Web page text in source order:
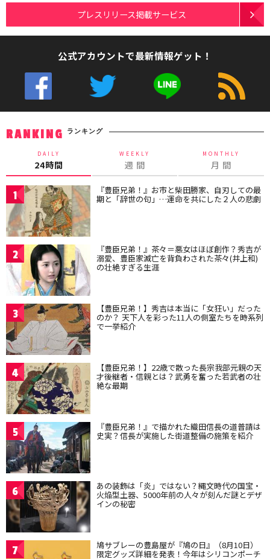
プレスリリース掲載サービス
公式アカウントで最新情報ゲット！
RANKING ランキング
DAILY
24時間
WEEKLY
週 間
MONTHLY
月 間
1 『豊臣兄弟！』お市と柴田勝家、自刃しての最
期と「辞世の句」…運命を共にした２人の悲劇
2 『豊臣兄弟！』茶々＝悪女はほぼ創作？秀吉が
溺愛、豊臣家滅亡を背負わされた茶々(井上和)
の壮絶すぎる生涯
3 【豊臣兄弟！】秀吉は本当に「女狂い」だった
のか？ 天下人を彩った11人の側室たちを時系列
で一挙紹介
4 【豊臣兄弟！】22歳で散った長宗我部元親の天
才後継者・信親とは？武勇を奮った若武者の壮
絶な最期
5 『豊臣兄弟！』で描かれた織田信長の道普請は
史実？信長が実施した街道整備の施策を紹介
6 あの装飾は「炎」ではない？縄文時代の国宝・
火焔型土器、5000年前の人々が刻んだ謎とデザ
インの秘密
7 鳩サブレーの豊島屋が『鳩の日』（8月10日）
限定グッズ詳細を発表！今年はシリコンポーチ